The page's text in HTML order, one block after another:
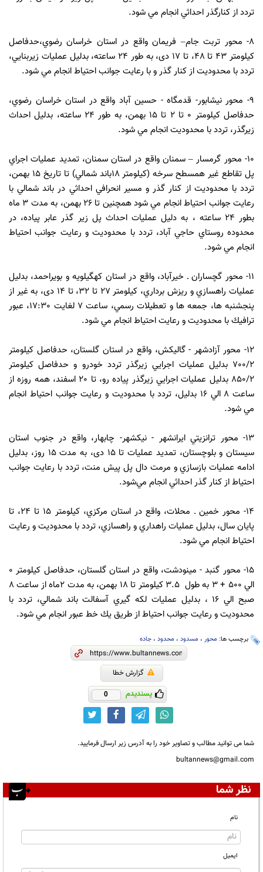
تردد از كنارگذر احداثي انجام مي‌ شود.
8- محور تربت جام– فريمان واقع در استان خراسان رضوي،حدفاصل
كيلومتر 43 تا 48، تا 17 دی، به‌ طور 24 ساعته، بدليل عمليات زيربنايي،
تردد با محدوديت از كنار گذر و با رعايت جوانب احتياط انجام مي شود.
9- محور نيشابور- قدمگاه - حسين ‌آباد واقع در استان خراسان رضوي،
حدفاصل كيلومتر 0 تا 2 تا 15 بهمن، به ‌طور 24 ساعته، بدليل احداث
زيرگذر، تردد با محدوديت انجام مي‌ شود.
10- محور گرمسار – سمنان واقع در استان سمنان، تمديد عمليات اجراي
پل تقاطع غير همسطح سرخه (كيلومتر 18باند شمالي) تا تاريخ 15 بهمن،
تردد با محدوديت از كنار گذر و مسير انحرافي احداثي در باند شمالي با
رعايت جوانب احتياط انجام مي شود همچنين تا 26 بهمن، به مدت 3 ماه
بطور 24 ساعته ، به دليل عمليات احداث پل زير گذر عابر پياده، در
محدوده روستاي حاجي آباد، تردد با محدوديت و رعايت جوانب احتياط
انجام مي شود.
11- محور گچساران ـ خیرآباد، واقع در استان كهگيلويه و بويراحمد، بدليل
عمليات راهسازي و ريزش‌ برداري، كيلومتر 27 تا 32، تا 14 دی، به‌ غير از
پنجشنبه ‌ها، جمعه‌ ها و تعطيلات رسمي، ساعت 7 لغايت 17:30، عبور
ترافيك با محدوديت و رعايت احتياط انجام مي‌ شود.
12- محور آزادشهر - گاليكش، واقع در استان گلستان، حدفاصل كيلومتر
700/2 بدليل عمليات اجرايي زيرگذر تردد خودرو و حدفاصل كيلومتر
850/2 بدليل عمليات اجرايي زيرگذر پياده‌ رو‏، تا 20 اسفند، همه روزه از
ساعت 8 الي 16 بدلیل، تردد با محدوديت و رعايت جوانب احتياط انجام
مي‌ شود.
13- محور ترانزيتي ايرانشهر - نيكشهر- چابهار، واقع در جنوب استان
سيستان و بلوچستان، تمديد عمليات تا 15 دی، به مدت 15 روز، بدلیل
ادامه عملیات بازسازي و مرمت دال پل پيش منت، تردد با رعايت جوانب
احتياط از كنار گذر احداثي انجام مي‌شود.
14- محور خمين ـ محلات، واقع در استان مركزي، كيلومتر 15 تا 24، تا
پایان سال، بدليل عمليات راهداري و راهسازي، تردد با محدوديت و رعايت
احتياط انجام مي شود.
15- محور گنبد - مينودشت، واقع در استان گلستان، حدفاصل كيلومتر 0
الي 500 + 3 به طول 3.5 كيلومتر تا 18 بهمن، به مدت 2ماه از ساعت 8
صبح الي 16 ، بدليل عمليات لكه گيري آسفالت باند شمالي، تردد با
محدوديت و رعايت جوانب احتياط از طريق يك خط عبور انجام مي شود.
برچسب ها: محور ، مسدود ، محدود ، جاده
گزارش خطا
پسندیدم 0
شما می توانید مطالب و تصاویر خود را به آدرس زیر ارسال فرمایید.
bultannews@gmail.com
نظر شما
نام
ایمیل